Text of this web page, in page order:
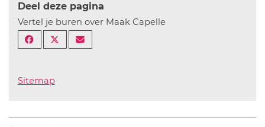
Deel deze pagina
Vertel je buren over Maak Capelle
Sitemap